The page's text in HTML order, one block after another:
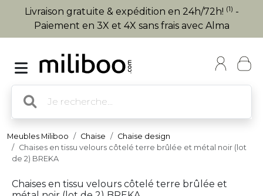
Livraison gratuite & expédition en 24h/72h! (1) -
Paiement en 3X et 4X sans frais avec Alma
Meubles Miliboo Chaise
Chaise design
Chaises en tissu velours côtelé terre brûlée et métal noir (lot
de 2) BREKA
Chaises en tissu velours côtelé terre brûlée et